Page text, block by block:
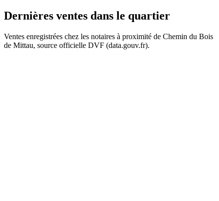
Dernières ventes dans le quartier
Ventes enregistrées chez les notaires à proximité de Chemin du Bois
de Mittau, source officielle DVF (data.gouv.fr).